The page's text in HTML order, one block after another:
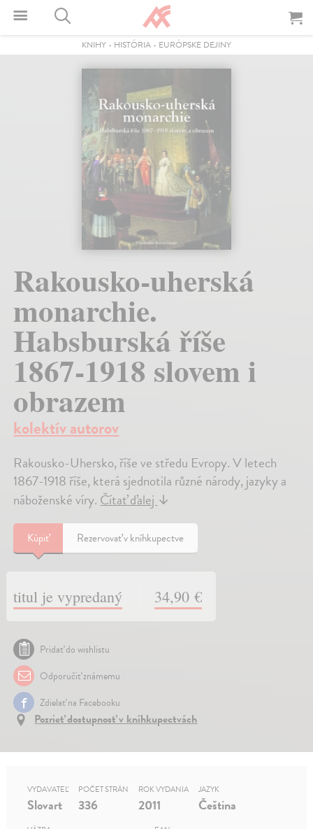
KNIHY - HISTÓRIA - EURÓPSKE DEJINY
Rakousko-uherská
monarchie.
Habsburská říše
1867-1918 slovem i
obrazem
kolektív autorov
Rakousko-Uhersko, říše ve středu Evropy. V letech
1867-1918 říše, která sjednotila různé národy, jazyky a
náboženské víry. Čítať ďalej ↓
Kúpiť Rezervovať v kníhkupectve
titul je vypredaný 34,90 €
Pridať do wishlistu
Odporučiť známemu
Zdielať na Facebooku
Pozrieť dostupnosť v kníhkupectvách
VYDAVATEĽ
Slovart
POČET STRÁN
336
ROK VYDANIA
2011
JAZYK
Čeština